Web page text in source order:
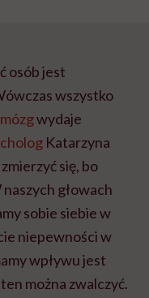
osób jest
wszystko
mózgwydaje
Katarzyna
się, bo
głowach
sobie siebie w
niepewności w
wpływu jest
można zwalczyć.